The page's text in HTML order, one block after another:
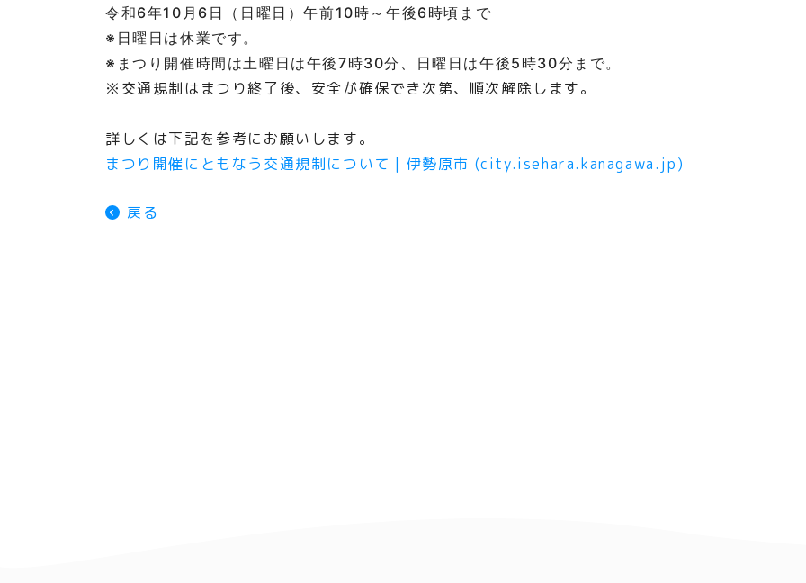
令和6年10月6日（日曜日）午前10時～午後6時頃まで
※日曜日は休業です。
※まつり開催時間は土曜日は午後7時30分、日曜日は午後5時30分まで。
※交通規制はまつり終了後、安全が確保でき次第、順次解除します。
詳しくは下記を参考にお願いします。
まつり開催にともなう交通規制について | 伊勢原市 (city.isehara.kanagawa.jp)
戻る